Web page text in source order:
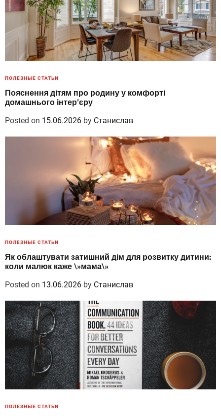
ПОЛЕЗНЫЕ СТАТЬИ
Пояснення дітям про родину у комфорті
домашнього інтер’єру
Posted on 15.06.2026 by Станислав
ПОЛЕЗНЫЕ СТАТЬИ
Як облаштувати затишний дім для розвитку дитини:
коли малюк каже \»мама\»
Posted on 13.06.2026 by Станислав
ПОЛЕЗНЫЕ СТАТЬИ